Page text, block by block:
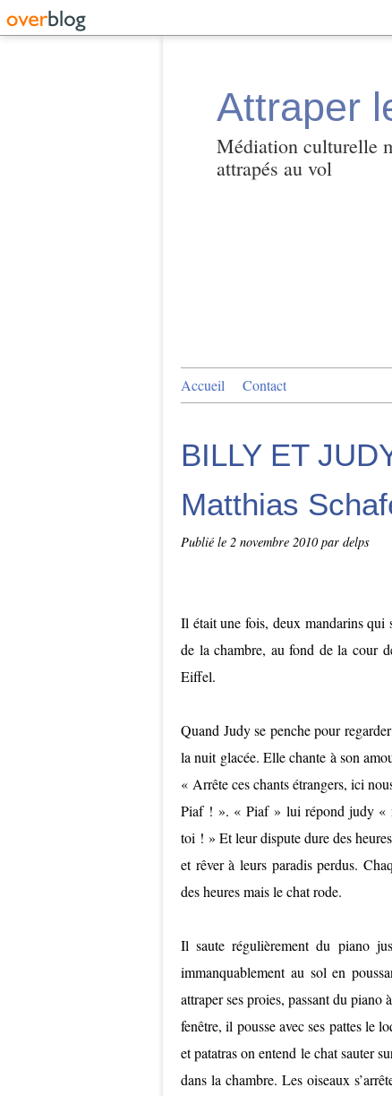
Attraper
Médiation culturelle
attrapés au vol
Accueil Contact
BILLY ET
Matthias
Publié le 2 novembre 2010par delps
Il était une fois, deux mandarins qui
de la chambre, au fond de la cour
Eiffel.
Quand Judy se penche pour
la nuit glacée. Elle chante à son
« Arrête ces chants étrangers, ici
Piaf ! ». « Piaf » lui répond judy «
toi ! » Et leur dispute dure des
et rêver à leurs paradis perdus.
des heures mais le chat rode.
Il saute régulièrement du piano
immanquablement au sol en
attraper ses proies, passant du piano
fenêtre, il pousse avec ses pattes le
et patatras on entend le chat sauter
dans la chambre. Les oiseaux